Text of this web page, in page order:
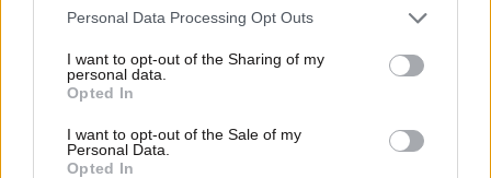
Please note that this website/app uses one or more Google
not limited to your visit or usage behaviour. You may click to
grant or deny consent to Google and its third-party tags to
use your data for below specified purposes in below Google
consent section.
Personal Data Processing Opt Outs
I want to opt-out of the Sharing of my
personal data.
Opted In
I want to opt-out of the Sale of my
Personal Data.
Opted In
τροχαίο – Διασωληνωμένος στη ΜΕΘ του ΓΝ
Λαμίας